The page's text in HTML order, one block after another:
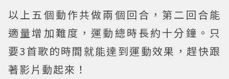
以上五個動作共做兩個回合，第二回合能
適量增加難度，運動總時長約十分鐘。只
要3首歌的時間就能達到運動效果，趕快跟
著影片動起來！